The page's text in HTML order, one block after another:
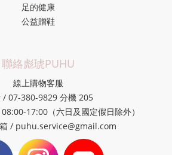
足的健康
公益贈鞋
聯絡彪琥PUHU
線上購物客服
/ 07-380-9829 分機 205
17:00（六日及國定假日除外）
/ puhu.service@gmail.com